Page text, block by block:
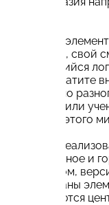
В каждом
аллегория, свой
получившийся
А еще обратите
неслучайно
взрослый или
познании этого
Логотип
вертикальное и
и монохром,
Разработаны
используются